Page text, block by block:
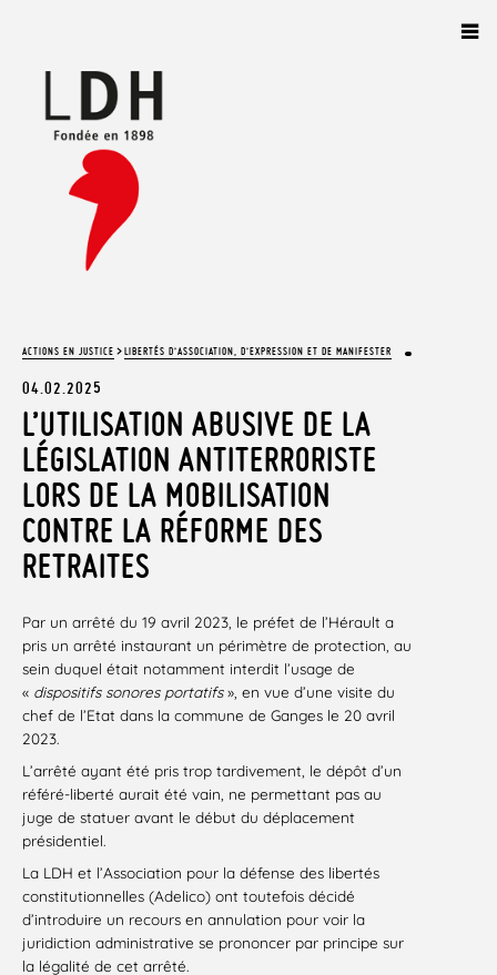
ACTIONS EN JUSTICE >LIBERTÉS D’ASSOCIATION, D’EXPRESSION ET DE MANIFESTER
04.02.2025
L’UTILISATION ABUSIVE DE LA
LÉGISLATION ANTITERRORISTE
LORS DE LA MOBILISATION
CONTRE LA RÉFORME DES
RETRAITES
Par un arrêté du 19 avril 2023, le préfet de l’Hérault a
pris un arrêté instaurant un périmètre de protection, au
sein duquel était notamment interdit l’usage de
« dispositifs sonores portatifs», en vue d’une visite du
chef de l’Etat dans la commune de Ganges le 20 avril
2023.
L’arrêté ayant été pris trop tardivement, le dépôt d’un
référé-liberté aurait été vain, ne permettant pas au
juge de statuer avant le début du déplacement
présidentiel.
La LDH et l’Association pour la défense des libertés
constitutionnelles (Adelico) ont toutefois décidé
d’introduire un recours en annulation pour voir la
juridiction administrative se prononcer par principe sur
la légalité de cet arrêté.